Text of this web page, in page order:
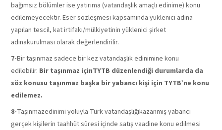
bağımsız bölümler ise yatırıma (vatandaşlık amaçlı edinime) konu
edilemeyecektir. Eser sözleşmesi kapsamında yüklenici adına
yapılan tescil, kat irtifakı/mülkiyetinin yüklenici şirket
adınakurulması olarak değerlendirilir.
7-Bir taşınmaz sadece bir kez vatandaşlık edinimine konu
edilebilir. Bir taşınmaz içinTYTB düzenlendiği durumlarda da
söz konusu taşınmaz başka bir yabancı kişi için TYTB’ne konu
edilemez.
8-Taşınmazedinimi yoluyla Türk vatandaşlığıkazanmış yabancı
gerçek kişilerin taahhüt süresi içinde satış vaadine konu edilmesi